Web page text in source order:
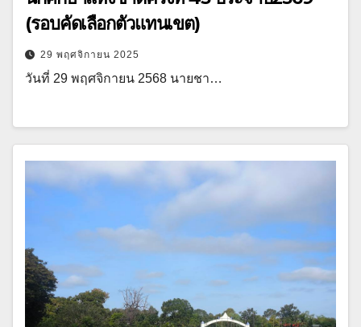
(รอบคัดเลือกตัวแทนเขต)
29 พฤศจิกายน 2025
วันที่ 29 พฤศจิกายน 2568 นายชา…